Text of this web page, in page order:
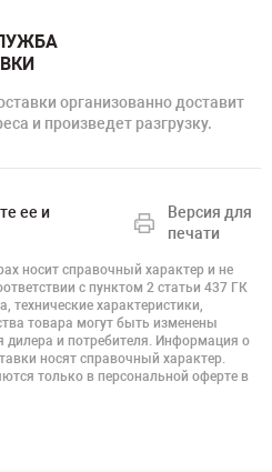
организованно доставит
и произведет разгрузку.
ее и
Версия для
печати
носит справочный характер и не
с пунктом 2 статьи 437 ГК
характеристики,
товара могут быть изменены
дилера и потребителя. Информация о
носят справочный характер.
только в персональной оферте в